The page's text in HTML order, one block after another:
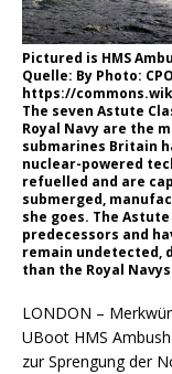
Pictured is HMS
Quelle: By Photo:
https://
The seven Astute
Royal Navy are the
submarines Britain
nuclear-powered
refuelled and are
submerged,
she goes. The
predecessors and
remain undetected,
than the Royal
LONDON –
UBoot HMS
zur Sprengung der